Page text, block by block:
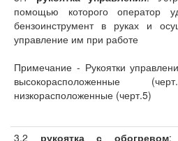
помощью которого оператор
бензоинструмент в руках и
управление им при работе
Примечание - Рукоятки
высокорасположенные
низкорасположенные (черт.5)
3.2 рукоятка с обогревом: